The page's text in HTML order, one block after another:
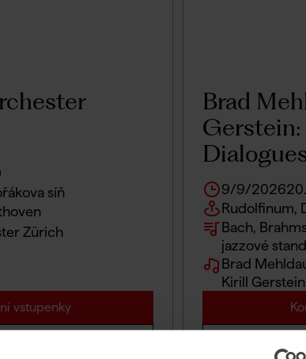
síň
Zürich
vstupenky
Brad
9/9/2026
Rudolfinum,
Bach,
jazzové
Brad
Kirill Gerstein